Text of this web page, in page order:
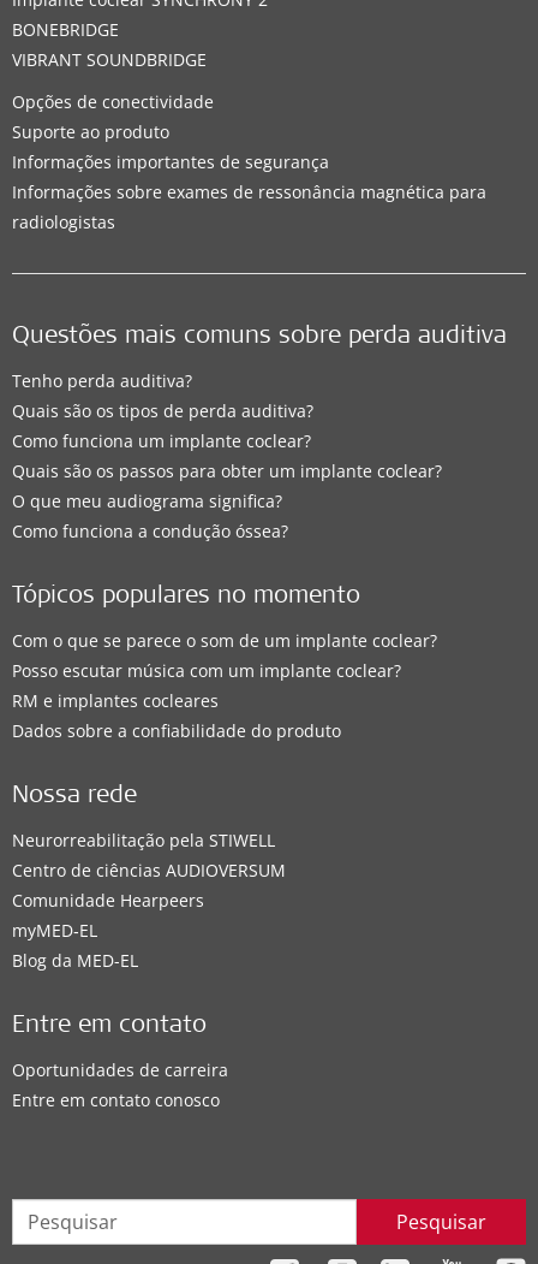
BONEBRIDGE
VIBRANT SOUNDBRIDGE
Opções de conectividade
Suporte ao produto
Informações importantes de segurança
Informações sobre exames de ressonância magnética para
radiologistas
Questões mais comuns sobre perda auditiva
Tenho perda auditiva?
Quais são os tipos de perda auditiva?
Como funciona um implante coclear?
Quais são os passos para obter um implante coclear?
O que meu audiograma significa?
Como funciona a condução óssea?
Tópicos populares no momento
Com o que se parece o som de um implante coclear?
Posso escutar música com um implante coclear?
RM e implantes cocleares
Dados sobre a confiabilidade do produto
Nossa rede
Neurorreabilitação pela STIWELL
Centro de ciências AUDIOVERSUM
Comunidade Hearpeers
myMED‑EL
Blog da MED-EL
Entre em contato
Oportunidades de carreira
Entre em contato conosco
Pesquisar